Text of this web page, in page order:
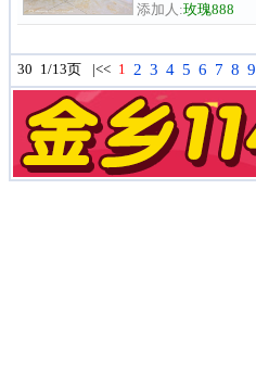
添加人:玫瑰888
30 1/13页 |<< 1 2 3 4 5 6 7 8 9